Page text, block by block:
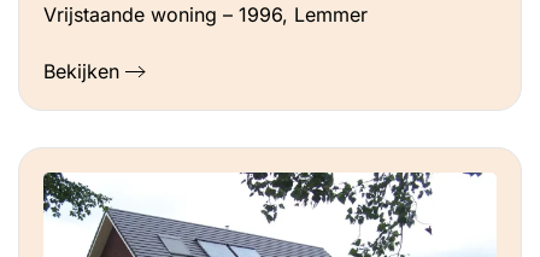
Vrijstaande woning – 1996, Lemmer
Bekijken